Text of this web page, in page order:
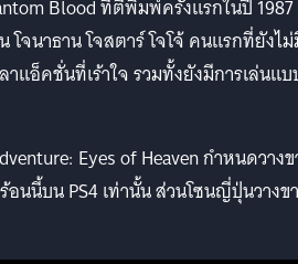
Blood ที่ตีพิมพ์ครั้งแรกในปี 1987
โจนาธาน โจสตาร์ โจโจ้ คนแรกที่ยังไ
แอ็คชั่นที่เร้าใจ รวมทั้งยังมีการเล่นแ
Eyes of Heaven กำหนดวาง
อนนี้บน PS4 เท่านั้น ส่วนโซนญี่ปุ่นวางข